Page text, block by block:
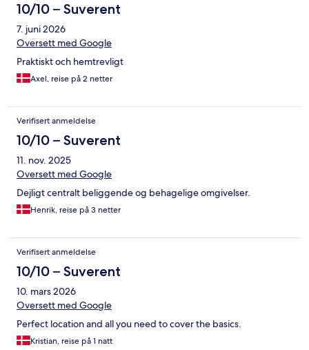
10/10 – Suverent
7. juni 2026
Oversett med Google
Praktiskt och hemtrevligt
Axel, reise på 2 netter
Verifisert anmeldelse
10/10 – Suverent
11. nov. 2025
Oversett med Google
Dejligt centralt beliggende og behagelige omgivelser.
Henrik, reise på 3 netter
Verifisert anmeldelse
10/10 – Suverent
10. mars 2026
Oversett med Google
Perfect location and all you need to cover the basics.
Kristian, reise på 1 natt